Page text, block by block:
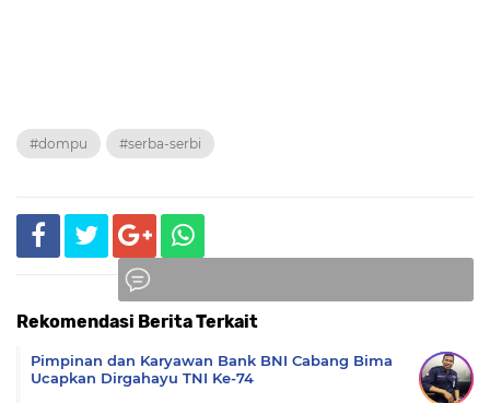
#dompu #serba-serbi
Rekomendasi Berita Terkait
Pimpinan dan Karyawan Bank BNI Cabang Bima
Ucapkan Dirgahayu TNI Ke-74